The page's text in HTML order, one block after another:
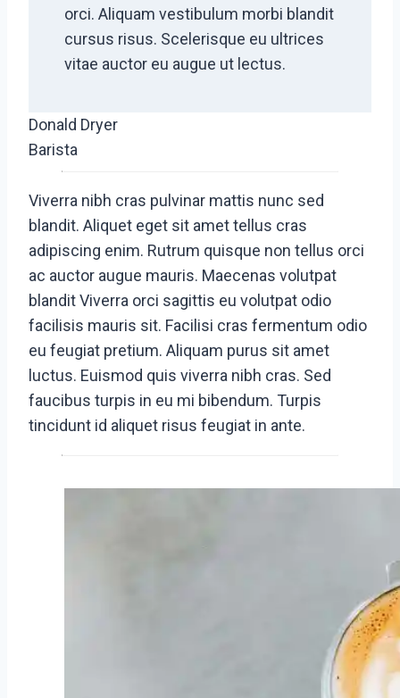
orci. Aliquam vestibulum morbi blandit
cursus risus. Scelerisque eu ultrices
vitae auctor eu augue ut lectus.
Donald Dryer
Barista
Viverra nibh cras pulvinar mattis nunc sed
blandit. Aliquet eget sit amet tellus cras
adipiscing enim. Rutrum quisque non tellus orci
ac auctor augue mauris. Maecenas volutpat
blandit Viverra orci sagittis eu volutpat odio
facilisis mauris sit. Facilisi cras fermentum odio
eu feugiat pretium. Aliquam purus sit amet
luctus. Euismod quis viverra nibh cras. Sed
faucibus turpis in eu mi bibendum. Turpis
tincidunt id aliquet risus feugiat in ante.